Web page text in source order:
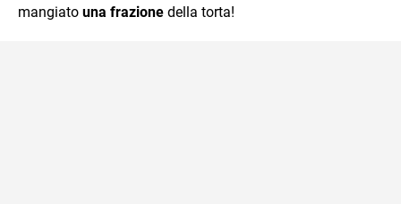
mangiato una frazione della torta!